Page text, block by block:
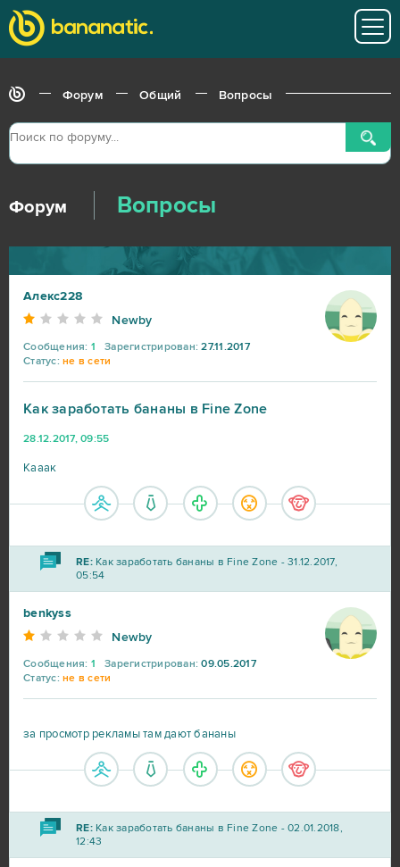
Форум Общий Вопросы
Форум Вопросы
Алекс228
Newby
Сообщения: 1 Зарегистрирован: 27.11.2017
Статус: не в сети
Как заработать бананы в Fine Zone
28.12.2017, 09:55
Кааак
RE:Как заработать бананы в Fine Zone - 31.12.2017,
05:54
benkyss
Newby
Сообщения: 1 Зарегистрирован: 09.05.2017
Статус: не в сети
за просмотр рекламы там дают бананы
RE:Как заработать бананы в Fine Zone - 02.01.2018,
12:43